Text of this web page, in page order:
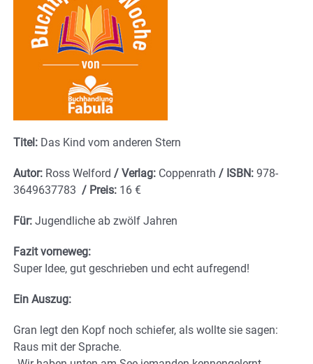
Titel: Das Kind vom anderen Stern
Autor: Ross Welford / Verlag: Coppenrath / ISBN: 978-
3649637783 / Preis: 16 €
Für: Jugendliche ab zwölf Jahren
Fazit vorneweg:
Super Idee, gut geschrieben und echt aufregend!
Ein Auszug:
Gran legt den Kopf noch schiefer, als wollte sie sagen:
Raus mit der Sprache.